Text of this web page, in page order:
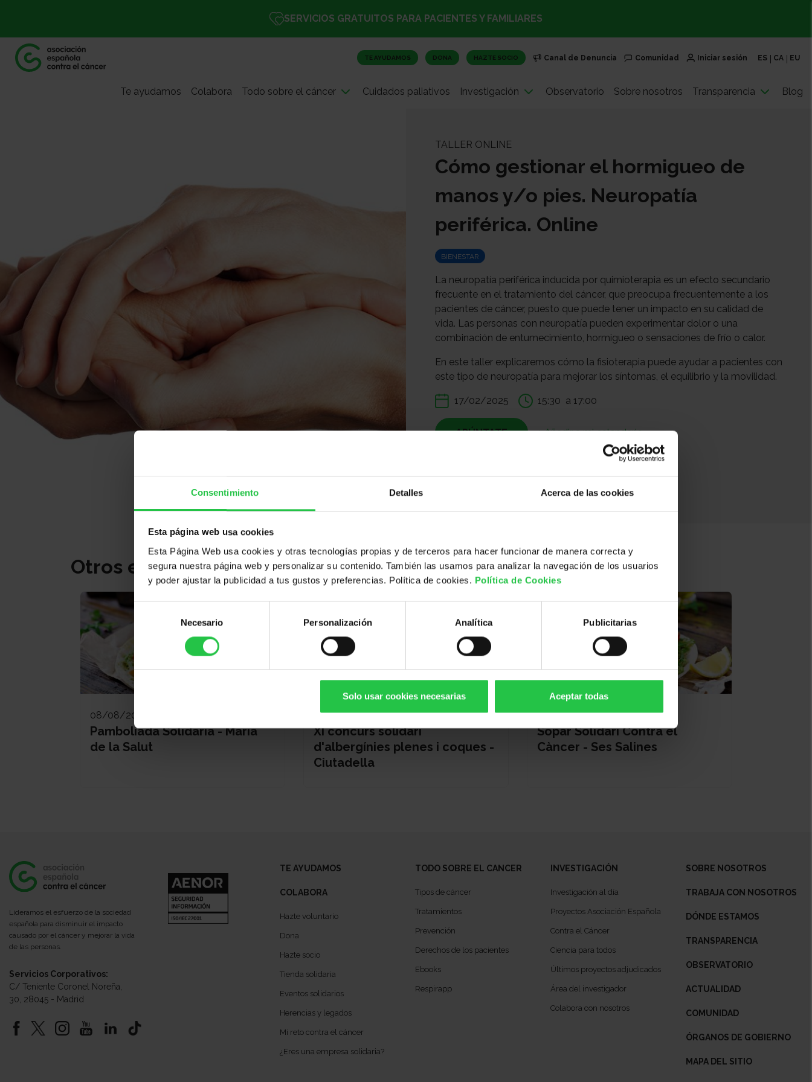
Consentimiento Detalles Acerca de las cookies
Esta página web usa cookies
Esta Página Web usa cookies y otras tecnologías propias y de terceros para hacer funcionar de manera correcta y
segura nuestra página web y personalizar su contenido. También las usamos para analizar la navegación de los usuarios
y poder ajustar la publicidad a tus gustos y preferencias. Política de cookies. Política de Cookies
Selección
de
consentimiento
Necesario Personalización Analítica Publicitarias
Solo usar cookies necesarias Aceptar todas
SERVICIOS GRATUITOS PARA PACIENTES Y FAMILIARES
TE AYUDAMOS DONA HAZTE SOCIO Canal de Denuncia Comunidad Iniciar sesión ES CA EU
Te ayudamos Colabora Todo sobre el cáncer Cuidados paliativos Investigación Observatorio Sobre nosotros Transparencia Blog
TALLER ONLINE
Cómo gestionar el hormigueo de
manos y/o pies. Neuropatía
periférica. Online
BIENESTAR
La neuropatía periférica inducida por quimioterapia es un efecto secundario
frecuente en el tratamiento del cáncer, que preocupa frecuentemente a los
pacientes de cáncer, puesto que puede tener un impacto en su calidad de
vida. Las personas con neuropatía pueden experimentar dolor o una
combinación de entumecimiento, hormigueo o sensaciones de frío o calor.
En este taller explicaremos cómo la fisioterapia puede ayudar a pacientes con
este tipo de neuropatía para mejorar los síntomas, el equilibrio y la movilidad.
17/02/2025 15:30 a 17:00
APÚNTATE + Añadir a mi calendario
Otros eventos
08/08/2026
Pamboliada Solidària - Maria
de la Salut
13/08/2026
XI concurs solidari
d'albergínies plenes i coques -
Ciutadella
19/08/2026
Sopar Solidari Contra el
Càncer - Ses Salines
Lideramos el esfuerzo de la sociedad
española para disminuir el impacto
causado por el cáncer y mejorar la vida
de las personas.
Servicios Corporativos:
C/ Teniente Coronel Noreña,
30, 28045 - Madrid
TE AYUDAMOS
COLABORA
Hazte voluntario
Dona
Hazte socio
Tienda solidaria
Eventos solidarios
Herencias y legados
Mi reto contra el cáncer
¿Eres una empresa solidaria?
TODO SOBRE EL CANCER
Tipos de cáncer
Tratamientos
Prevención
Derechos de los pacientes
Ebooks
Respirapp
INVESTIGACIÓN
Investigación al día
Proyectos Asociación Española
Contra el Cáncer
Ciencia para todos
Últimos proyectos adjudicados
Área del investigador
Colabora con nosotros
SOBRE NOSOTROS
TRABAJA CON NOSOTROS
DÓNDE ESTAMOS
TRANSPARENCIA
OBSERVATORIO
ACTUALIDAD
COMUNIDAD
ÓRGANOS DE GOBIERNO
MAPA DEL SITIO